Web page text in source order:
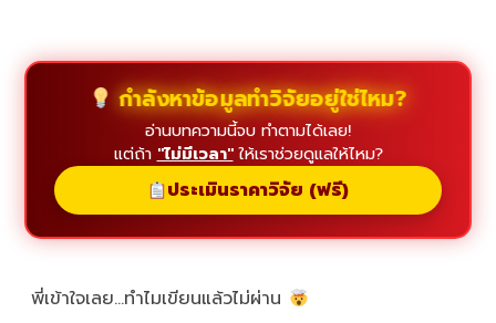
กำลังหาข้อมูลทำวิจัยอยู่ใช่ไหม?
อ่านบทความนี้จบ ทำตามได้เลย!
แต่ถ้า "ไม่มีเวลา"ให้เราช่วยดูแลให้ไหม?
ประเมินราคาวิจัย (ฟรี)
พี่เข้าใจเลย…ทำไมเขียนแล้วไม่ผ่าน